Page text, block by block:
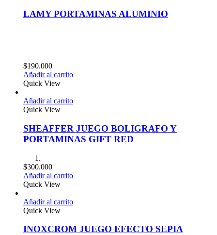
LAMY PORTAMINAS ALUMINIO
$190.000
Añadir al carrito
Quick View
Añadir al carrito
Quick View
SHEAFFER JUEGO BOLIGRAFO Y
PORTAMINAS GIFT RED
$300.000
Añadir al carrito
Quick View
Añadir al carrito
Quick View
INOXCROM JUEGO EFECTO SEPIA